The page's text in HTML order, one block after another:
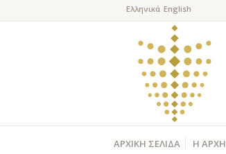
ΑΡΧΙΚΗ ΣΕΛΙΔΑ Η ΑΡΧΗ